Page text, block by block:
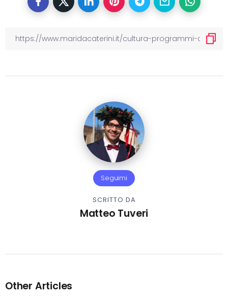
Seguimi
SCRITTO DA
Matteo Tuveri
Other Articles